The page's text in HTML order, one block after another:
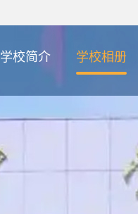
学校简介 学校相册